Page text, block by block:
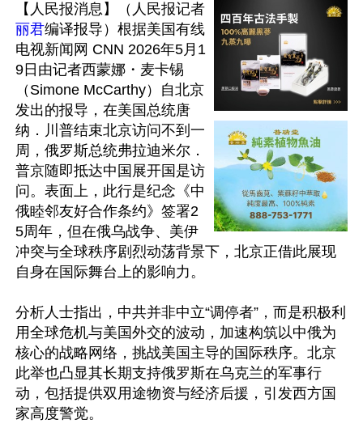
【人民报消息】（人民报记者
丽君编译报导）根据美国有线
电视新闻网 CNN 2026年5月1
9日由记者西蒙娜・麦卡锡
（Simone McCarthy）自北京
发出的报导，在美国总统唐
纳．川普结束北京访问不到一
周，俄罗斯总统弗拉迪米尔．
普京随即抵达中国展开国是访
问。表面上，此行是纪念《中
俄睦邻友好合作条约》签署2
5周年，但在俄乌战争、美伊
冲突与全球秩序剧烈动荡背景下，北京正借此展现
自身在国际舞台上的影响力。
分析人士指出，中共并非中立“调停者”，而是积极利
用全球危机与美国外交的波动，加速构筑以中俄为
核心的战略网络，挑战美国主导的国际秩序。北京
此举也凸显其长期支持俄罗斯在乌克兰的军事行
动，包括提供双用途物资与经济后援，引发西方国
家高度警觉。